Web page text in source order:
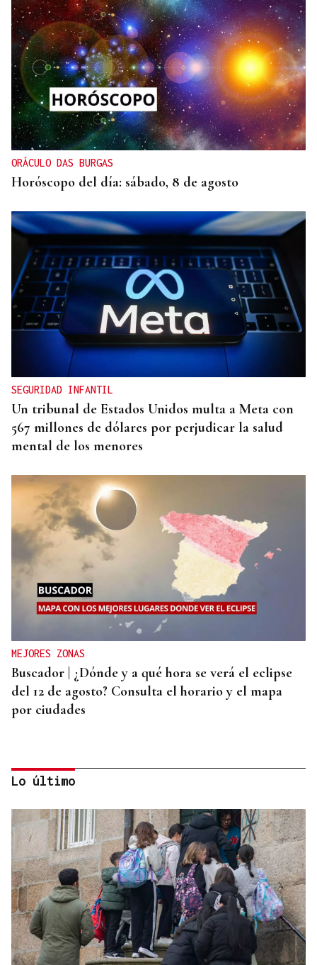
ORÁCULO DAS BURGAS
Horóscopo del día: sábado, 8 de agosto
SEGURIDAD INFANTIL
Un tribunal de Estados Unidos multa a Meta con
567 millones de dólares por perjudicar la salud
mental de los menores
MEJORES ZONAS
Buscador | ¿Dónde y a qué hora se verá el eclipse
del 12 de agosto? Consulta el horario y el mapa
por ciudades
AHORRO ENERGÉTICO
La UE lanza una campaña de ahorro energético
doméstico
Lo último